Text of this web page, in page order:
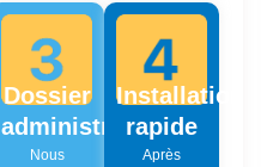
Dossier
administratif
Nous
Installation
rapide
Après